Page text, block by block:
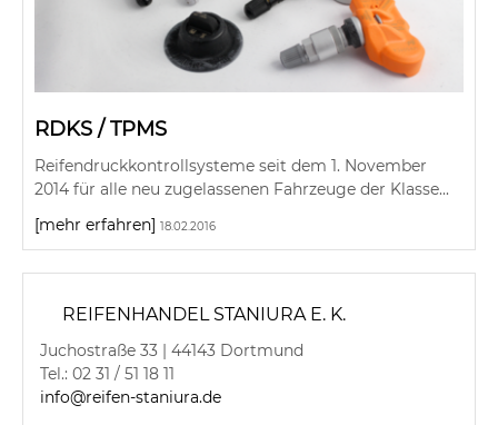
RDKS / TPMS
Reifendruckkontrollsysteme seit dem 1. November
2014 für alle neu zugelassenen Fahrzeuge der Klasse...
[mehr erfahren] 18.02.2016
REIFENHANDEL STANIURA E. K.
Juchostraße 33 | 44143 Dortmund
Tel.: 02 31 / 51 18 11
info@reifen-staniura.de